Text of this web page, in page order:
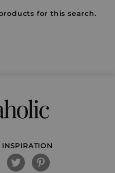
for this search.